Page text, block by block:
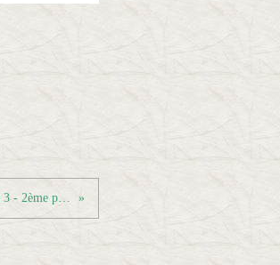
Résultats Vétérans - Journée 3 - 2ème phase